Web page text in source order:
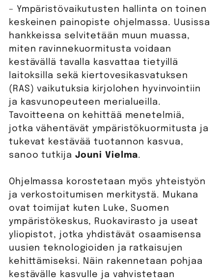
– Ympäristövaikutusten hallinta on toinen
keskeinen painopiste ohjelmassa. Uusissa
hankkeissa selvitetään muun muassa,
miten ravinnekuormitusta voidaan
kestävällä tavalla kasvattaa tietyillä
laitoksilla sekä kiertovesikasvatuksen
(RAS) vaikutuksia kirjolohen hyvinvointiin
ja kasvunopeuteen merialueilla.
Tavoitteena on kehittää menetelmiä,
jotka vähentävät ympäristökuormitusta ja
tukevat kestävää tuotannon kasvua,
sanoo tutkija Jouni Vielma.
Ohjelmassa korostetaan myös yhteistyön
ja verkostoitumisen merkitystä. Mukana
ovat toimijat kuten Luke, Suomen
ympäristökeskus, Ruokavirasto ja useat
yliopistot, jotka yhdistävät osaamisensa
uusien teknologioiden ja ratkaisujen
kehittämiseksi. Näin rakennetaan pohjaa
kestävälle kasvulle ja vahvistetaan